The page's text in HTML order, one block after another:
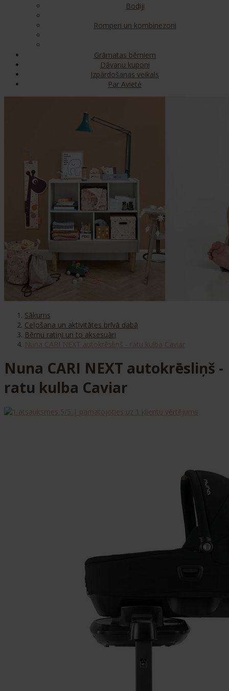
Bodiji
Romperi un kombinezoni
Grāmatas bērniem
Dāvanu kuponi
Izpārdošanas veikals
Par Avietė
Sākums
Ceļošana un aktivitātes brīvā dabā
Bērnu ratiņi un to aksesuāri
Nuna CARI NEXT autokrēsliņš -
ratu kulba Caviar